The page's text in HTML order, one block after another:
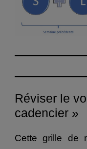
Réviser le
cadencier »
Cette grille de